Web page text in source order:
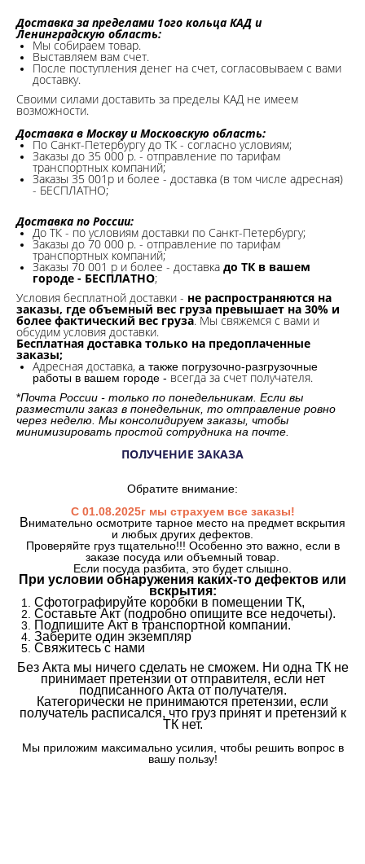
Доставка за пределами 1ого кольца КАД и
Ленинградскую область:
Мы собираем товар.
Выставляем вам счет.
После поступления денег на счет, согласовываем с вами
доставку.
Своими силами доставить за пределы КАД не имеем
возможности.​
Доставка в Москву и Московскую область:
По Санкт-Петербургу до ТК - согласно условиям;
Заказы до 35 000 р. - отправление по тарифам
транспортных компаний;
Заказы 35 001р и более - доставка (в том числе адресная)
- БЕСПЛАТНО;
Доставка по России:
До ТК - по условиям доставки по Санкт-Петербургу;
Заказы до 70 000 р. - отправление по тарифам
транспортных компаний;
Заказы 70 001 р и более - доставка до ТК в вашем
городе - БЕСПЛАТНО;
Условия бесплатной доставки - не распространяются на
заказы, где объемный вес груза превышает на 30% и
более фактический вес груза. Мы свяжемся с вами и
обсудим условия доставки.
Бесплатная доставка только на предоплаченные
заказы;
Адресная доставка, а также погрузочно-разгрузочные
работы в вашем городе - всегда за счет получателя.
*Почта России - только по понедельникам. Если вы
разместили заказ в понедельник, то отправление ровно
через неделю. Мы консолидируем заказы, чтобы
минимизировать простой сотрудника на почте.
ПОЛУЧЕНИЕ ЗАКАЗА
Обратите внимание:
С 01.08.2025г мы страхуем все заказы!
Внимательно осмотрите тарное место на предмет вскрытия
и любых других дефектов.
Проверяйте груз тщательно!!! Особенно это важно, если в
заказе посуда или объемный товар.
Если посуда разбита, это будет слышно.
При условии обнаружения каких-то дефектов или
вскрытия:
Сфотографируйте коробки в помещении ТК,
Составьте Акт (подробно опишите все недочеты).
Подпишите Акт в транспортной компании.
Заберите один экземпляр
Свяжитесь с нами
Без Акта мы ничего сделать не сможем. Ни одна ТК не
принимает претензии от отправителя, если нет
подписанного Акта от получателя.
Категорически не принимаются претензии, если
получатель расписался, что груз принят и претензий к
ТК нет.
Мы приложим максимально усилия, чтобы решить вопрос в
вашу пользу!